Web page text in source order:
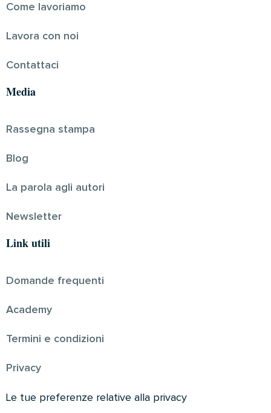
Come lavoriamo
Lavora con noi
Contattaci
Media
Rassegna stampa
Blog
La parola agli autori
Newsletter
Link utili
Domande frequenti
Academy
Termini e condizioni
Privacy
Le tue preferenze relative alla privacy